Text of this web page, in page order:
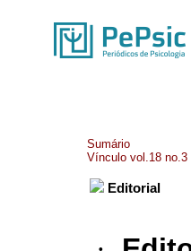
Sumário
Vínculo vol.18
Editorial